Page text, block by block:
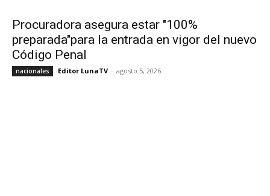
Procuradora asegura estar "100%
preparada"para la entrada en vigor del nuevo
Código Penal
nacionales Editor LunaTV - agosto 5, 2026